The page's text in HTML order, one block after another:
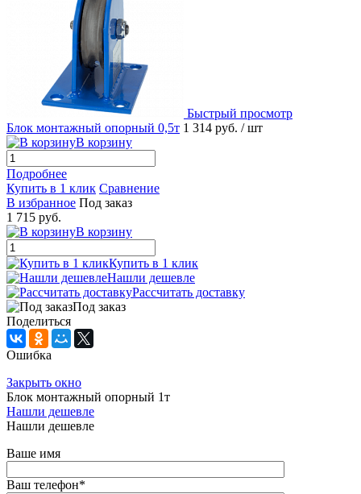
Быстрый просмотр
Блок монтажный опорный 0,5т 1 314 руб. / шт
В корзину
Подробнее
Купить в 1 клик Сравнение
В избранное Под заказ
1 715 руб.
В корзину
Купить в 1 клик
Нашли дешевле
Рассчитать доставку
Под заказ
Поделиться
Ошибка
Закрыть окно
Блок монтажный опорный 1т
Нашли дешевле
Нашли дешевле
Ваше имя
Ваш телефон*